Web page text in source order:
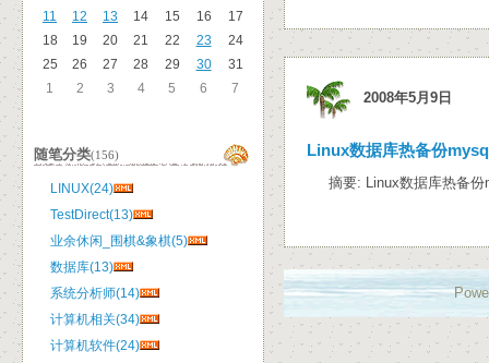
2008年5月9日
Linux数据库热备份
摘要: Linux数据库热备
11
12 13 14 15 16
17
18
19 20 21 22 23
24
25
26 27 28 29 30
31
1
2 3 4 5 6 7
随笔分类(156)
LINUX(24)
TestDirect(13)
业余休闲_围棋&象棋(5)
数据库(13)
系统分析师(14)
计算机相关(34)
计算机软件(24)